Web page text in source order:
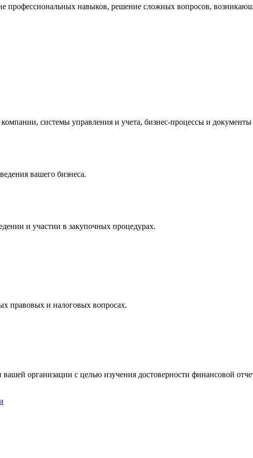
профессиональных навыков, решение сложных вопросов,
системы управления и учета, бизнес-процессы и документы
вашего бизнеса.
и участии в закупочных процедурах.
правовых и налоговых вопросах.
организации с целью изучения достоверности финансовой